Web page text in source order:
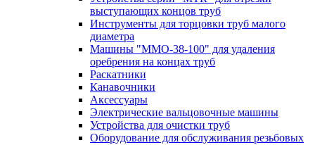
выступающих концов труб
Инструменты для торцовки труб малого
диаметра
Машины "ММО-38-100" для удаления
оребрения на концах труб
Раскатники
Канавочники
Аксессуары
Электрические вальцовочные машины
Устройства для очистки труб
Оборудование для обслуживания резьбовых